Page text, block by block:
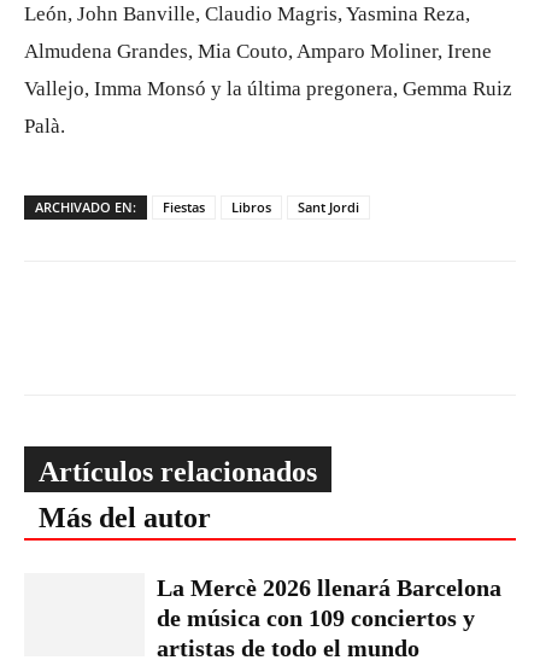
León, John Banville, Claudio Magris, Yasmina Reza,
Almudena Grandes, Mia Couto, Amparo Moliner, Irene
Vallejo, Imma Monsó y la última pregonera, Gemma Ruiz
Palà.
ARCHIVADO EN: Fiestas Libros Sant Jordi
Artículos relacionados
Más del autor
La Mercè 2026 llenará Barcelona
de música con 109 conciertos y
artistas de todo el mundo